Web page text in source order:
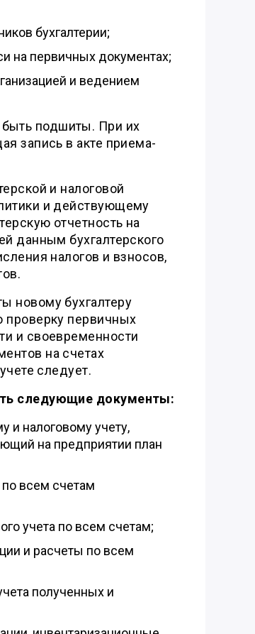
бухгалтерии;
на первичных документах;
и ведением
подшиты. При их
запись в акте приема-
и налоговой
и действующему
отчетность на
данным бухгалтерского
налогов и взносов,
новому бухгалтеру
проверку первичных
и своевременности
на счетах
следует.
следующие документы:
и налоговому учету,
на предприятии план
всем счетам
учета по всем счетам;
и расчеты по всем
полученных и